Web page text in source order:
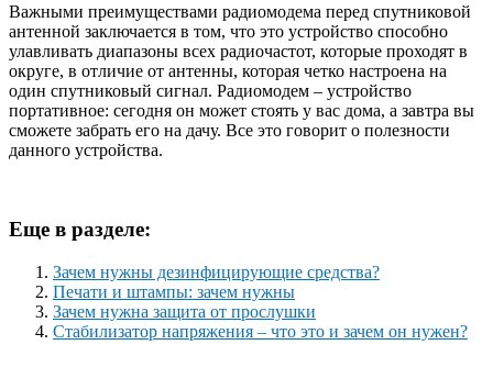
Важными преимуществами радиомодема перед спутниковой
антенной заключается в том, что это устройство способно
улавливать диапазоны всех радиочастот, которые проходят в
округе, в отличие от антенны, которая четко настроена на
один спутниковый сигнал. Радиомодем – устройство
портативное: сегодня он может стоять у вас дома, а завтра вы
сможете забрать его на дачу. Все это говорит о полезности
данного устройства.
Еще в разделе:
Зачем нужны дезинфицирующие средства?
Печати и штампы: зачем нужны
Зачем нужна защита от прослушки
Стабилизатор напряжения – что это и зачем он нужен?